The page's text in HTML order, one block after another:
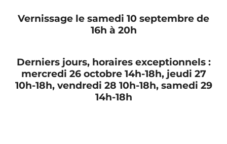
Vernissage le samedi 10 septembre de
16h à 20h
Derniers jours, horaires exceptionnels :
mercredi 26 octobre 14h-18h, jeudi 27
10h-18h, vendredi 28 10h-18h, samedi 29
14h-18h